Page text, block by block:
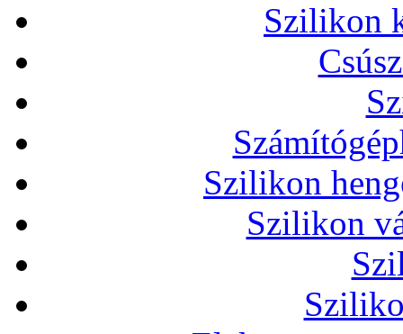
Szilikon
Szilikon
Szilikon